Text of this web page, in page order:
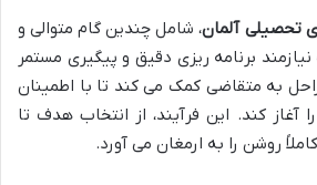
تحصیلی آلمان، شامل چندین گام متوالی و
برنامه ریزی دقیق و پیگیری مستمر
به متقاضی کمک می کند تا با اطمینان
آغاز کند. این فرآیند، از انتخاب هدف تا
روشن را به ارمغان می آورد.